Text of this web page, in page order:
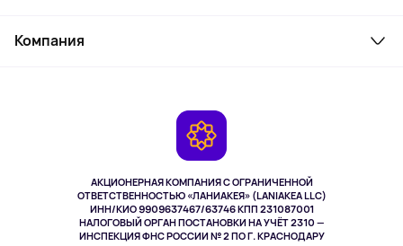
АКЦИОНЕРНАЯ КОМПАНИЯ С ОГРАНИЧЕННОЙ
ОТВЕТСТВЕННОСТЬЮ «ЛАНИАКЕЯ» (LANIAKEA LLC)
ИНН/КИО 9909637467/63746 КПП 231087001
НАЛОГОВЫЙ ОРГАН ПОСТАНОВКИ НА УЧЁТ 2310 —
ИНСПЕКЦИЯ ФНС РОССИИ № 2 ПО Г. КРАСНОДАРУ
Косметика и уход
Здоровье питомцев
Как заказать
Компания